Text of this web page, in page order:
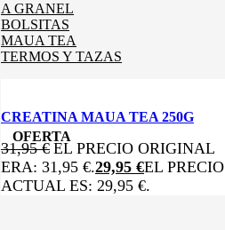
A GRANEL
BOLSITAS
MAUA TEA
TERMOS Y TAZAS
OFERTA
CREATINA MAUA TEA 250G
31,95€ EL PRECIO ORIGINAL
ERA: 31,95 €.29,95 €EL PRECIO
ACTUAL ES: 29,95 €.